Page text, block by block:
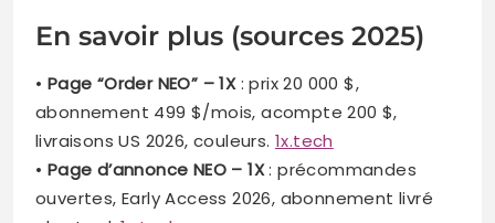
En savoir plus (sources 2025)
• Page “Order NEO” – 1X: prix 20 000 $,
abonnement 499 $/mois, acompte 200 $,
livraisons US 2026, couleurs. 1x.tech
• Page d’annonce NEO – 1X: précommandes
ouvertes, Early Access 2026, abonnement livré